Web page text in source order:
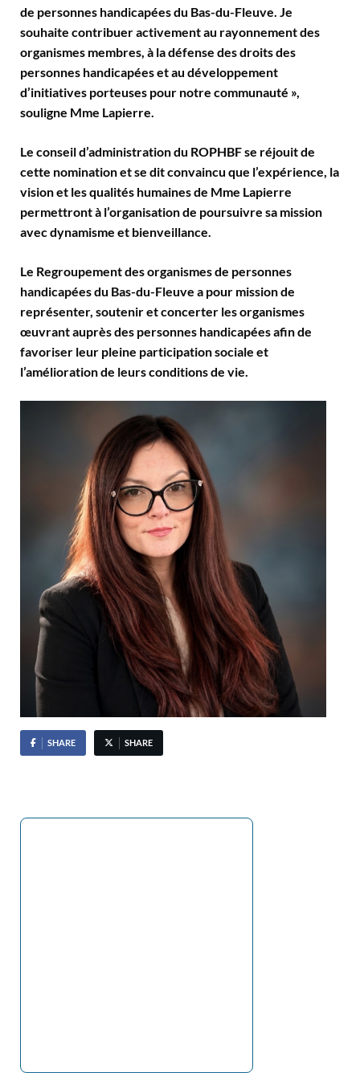
de personnes handicapées du Bas-du-Fleuve. Je
souhaite contribuer activement au rayonnement des
organismes membres, à la défense des droits des
personnes handicapées et au développement
d’initiatives porteuses pour notre communauté »,
souligne Mme Lapierre.
Le conseil d’administration du ROPHBF se réjouit de
cette nomination et se dit convaincu que l’expérience, la
vision et les qualités humaines de Mme Lapierre
permettront à l’organisation de poursuivre sa mission
avec dynamisme et bienveillance.
Le Regroupement des organismes de personnes
handicapées du Bas-du-Fleuve a pour mission de
représenter, soutenir et concerter les organismes
œuvrant auprès des personnes handicapées afin de
favoriser leur pleine participation sociale et
l’amélioration de leurs conditions de vie.
SHARE SHARE